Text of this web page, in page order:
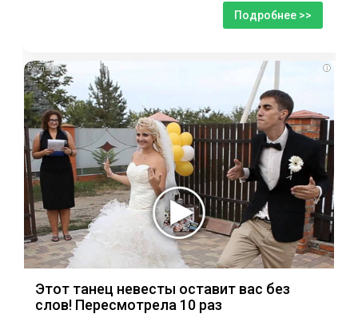
Подробнее >>
i
Этот танец невесты оставит вас без
слов! Пересмотрела 10 раз